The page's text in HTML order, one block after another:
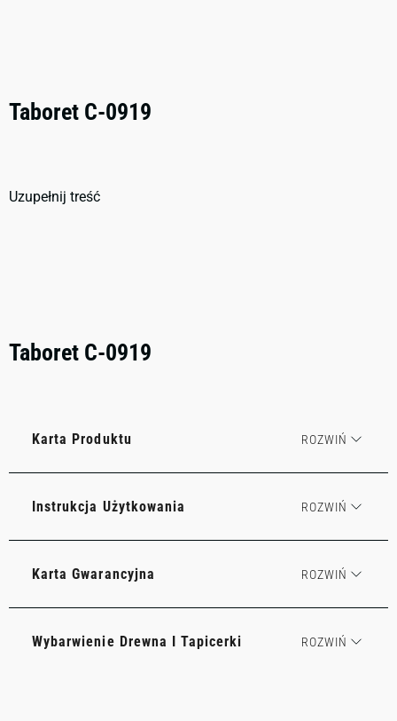
Taboret C-0919
Uzupełnij treść
Taboret C-0919
Karta Produktu
Instrukcja Użytkowania
Karta Gwarancyjna
Wybarwienie Drewna I Tapicerki